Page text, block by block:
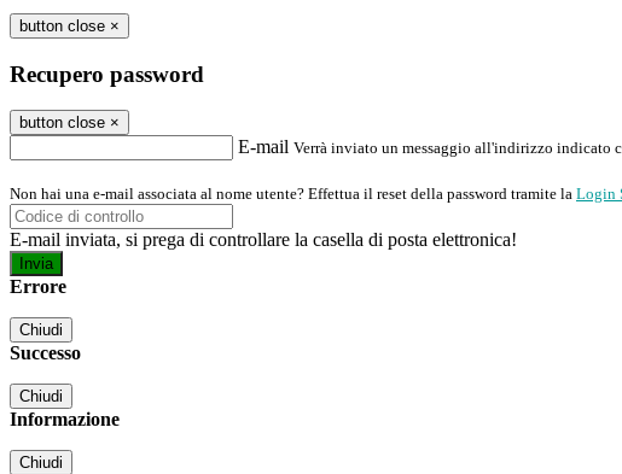
button close ×
Recupero password
button close ×
E-mail Verrà inviato un messaggio all'indirizzo indicato
Non hai una e-mail associata al nome utente? Effettua il reset della password tramite la Login
E-mail inviata, si prega di controllare la casella di posta elettronica!
Errore
Chiudi
Successo
Chiudi
Informazione
Chiudi